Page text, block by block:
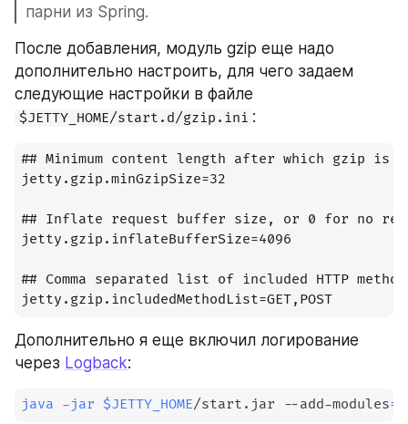
парни из Spring.
После добавления, модуль gzip еще надо
дополнительно настроить, для чего задаем
$JETTY_HOME/start.d/gzip.ini :
## Minimum content length after which gzip is
jetty.gzip.minGzipSize=32
## Inflate request buffer size, or 0 for no
jetty.gzip.inflateBufferSize=4096
## Comma separated list of included HTTP
jetty.gzip.includedMethodList=GET,POST
Дополнительно я еще включил логирование
через Logback:
java -jar $JETTY_HOME/start.jar --add-modules=